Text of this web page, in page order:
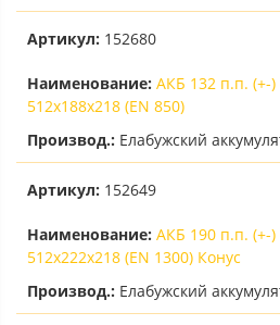
Артикул: 152680
Наименование: АКБ 132 п.п. (+-)
512х188х218 (EN 850)
Производ.: Елабужский
Артикул: 152649
Наименование: АКБ 190 п.п. (+-)
512х222х218 (EN 1300) Конус
Производ.: Елабужский